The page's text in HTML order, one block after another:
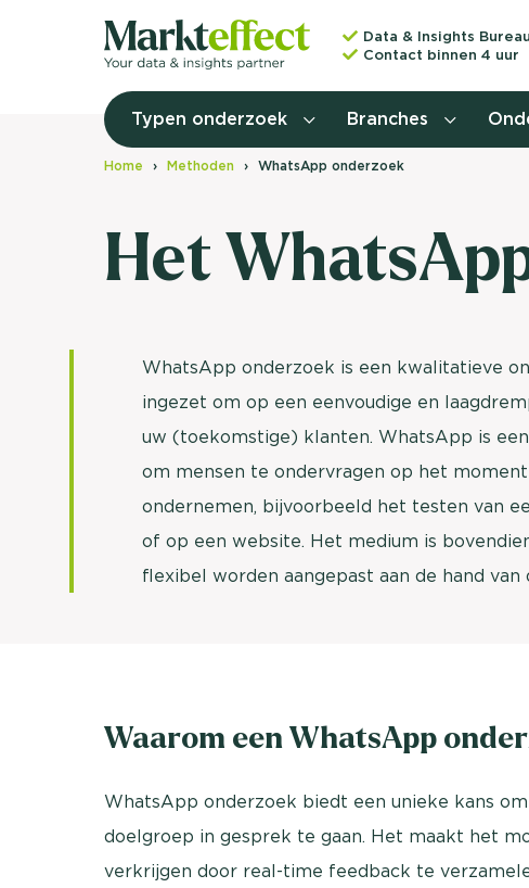
Data & Insights
Contact binnen 4 uur
Typen onderzoek Branches
Home Methoden WhatsApp onderzoek
Het
WhatsApp onderzoek is een kwalitatieve
ingezet om op een eenvoudige en
uw (toekomstige) klanten. WhatsApp is
om mensen te ondervragen op het
ondernemen, bijvoorbeeld het testen van
of op een website. Het medium is
flexibel worden aangepast aan de hand
Waarom een WhatsApp
WhatsApp onderzoek biedt een unieke kans
doelgroep in gesprek te gaan. Het maakt het
verkrijgen door real-time feedback te